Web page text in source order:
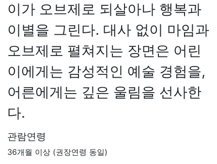
이가 오브제로 되살아나 행복과
이별을 그린다. 대사 없이 마임과
오브제로 펼쳐지는 장면은 어린
이에게는 감성적인 예술 경험을,
어른에게는 깊은 울림을 선사한
다.
관람연령
36개월 이상 (권장연령 동일)